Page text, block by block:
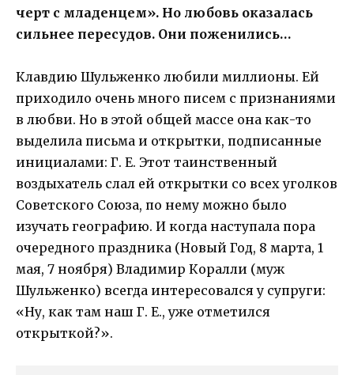
черт с младенцем». Но любовь оказалась
сильнее пересудов. Они поженились…
Клавдию Шульженко любили миллионы. Ей
приходило очень много писем с признаниями
в любви. Но в этой общей массе она как-то
выделила письма и открытки, подписанные
инициалами: Г. Е. Этот таинственный
воздыхатель слал ей открытки со всех уголков
Советского Союза, по нему можно было
изучать географию. И когда наступала пора
очередного праздника (Новый Год, 8 марта, 1
мая, 7 ноября) Владимир Коралли (муж
Шульженко) всегда интересовался у супруги:
«Ну, как там наш Г. Е., уже отметился
открыткой?».